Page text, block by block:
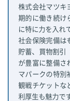
株式会社マツキ
期的に働き続け
に特に力を入れ
社会保険完備は
貯蓄、買物割引
が豊富に整備さ
マパークの特別
観戦チケットな
利厚生も魅力で